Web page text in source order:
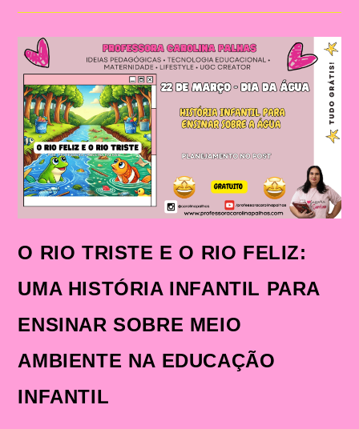
O
ÁGUA:
EDUCAÇÃO
INFANTIL
DE
FORMA
DIVERTIDA!
O RIO TRISTE E O RIO FELIZ:
UMA HISTÓRIA INFANTIL PARA
ENSINAR SOBRE MEIO
AMBIENTE NA EDUCAÇÃO
INFANTIL